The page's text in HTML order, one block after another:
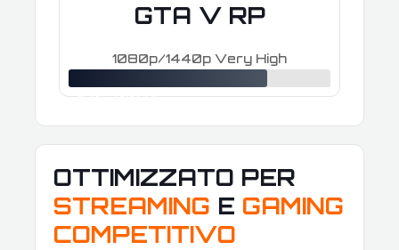
GTA V RP
1080p/1440p Very High
≈ 160–240 FPS
OTTIMIZZATO PER
STREAMING E GAMING
COMPETITIVO